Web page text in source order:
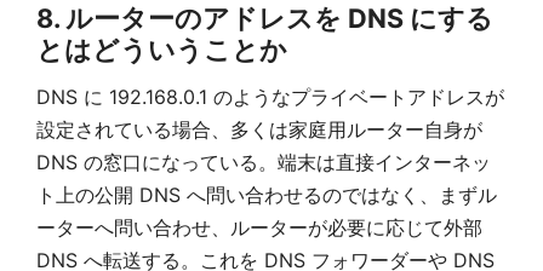
8. ルーターのアドレスを DNS にする
とはどういうことか
DNS に 192.168.0.1 のようなプライベートアドレスが
設定されている場合、多くは家庭用ルーター自身が
DNS の窓口になっている。端末は直接インターネッ
ト上の公開 DNS へ問い合わせるのではなく、まずル
ーターへ問い合わせ、ルーターが必要に応じて外部
DNS へ転送する。これを DNS フォワーダーや DNS